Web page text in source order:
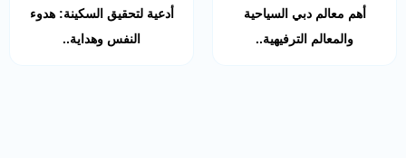
أهم معالم دبي السياحية
والمعالم الترفيهية..
أدعية لتحقيق السكينة: هدوء
النفس وهداية..